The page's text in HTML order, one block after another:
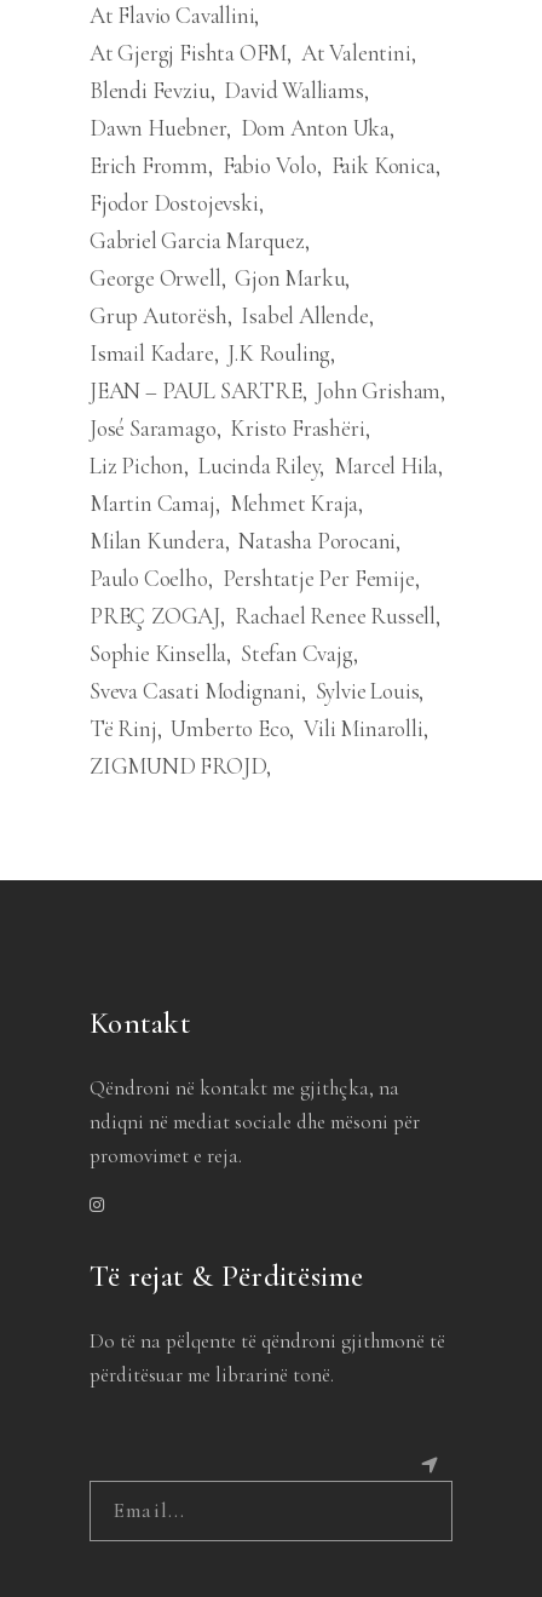
At Flavio Cavallini
At Gjergj Fishta OFM At Valentini
Blendi Fevziu David Walliams
Dawn Huebner Dom Anton Uka
Erich Fromm
Fabio Volo
Faik Konica
Fjodor Dostojevski
Gabriel Garcia Marquez
George Orwell Gjon Marku
Grup Autorësh Isabel Allende
Ismail Kadare J.K Rouling
JEAN – PAUL SARTRE John Grisham
José Saramago Kristo Frashëri
Liz Pichon Lucinda Riley Marcel Hila
Martin Camaj
Mehmet Kraja
Milan Kundera Natasha Porocani
Paulo Coelho
Pershtatje Per Femije
PREÇ ZOGAJ
Rachael Renee Russell
Sophie Kinsella Stefan Cvajg
Sveva Casati Modignani
Sylvie Louis
Të Rinj Umberto Eco Vili Minarolli
ZIGMUND FROJD
Kontakt
Qëndroni në kontakt me gjithçka, na
ndiqni në mediat sociale dhe mësoni për
promovimet e reja.
Të rejat & Përditësime
Do të na pëlqente të qëndroni gjithmonë të
përditësuar me librarinë tonë.